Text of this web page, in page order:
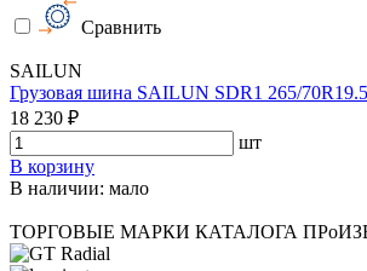
Сравнить
SAILUN
Грузовая шина SAILUN SDR1 265/
18 230 ₽
шт
В корзину
В наличии: мало
ТОРГОВЫЕ МАРКИ КАТАЛОГА